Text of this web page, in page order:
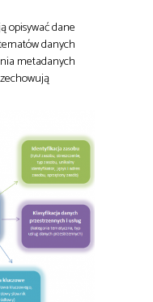
opisywać dane
danych
metadanych